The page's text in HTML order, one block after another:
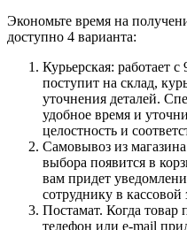
Экономьте время на
доступно 4 варианта:
Курьерская: работает
поступит на склад,
уточнения деталей.
удобное время и
целостность и
Самовывоз из
выбора появится в
вам придет
сотруднику в
Постамат. Когда товар
телефон или e-mail